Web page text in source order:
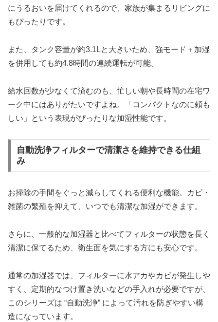
にうるおいを届けてくれるので、家族が集まるリビングに
もぴったりです。
また、タンク容量が約3.1Lと大きいため、強モード＋加湿
を併用しても約4.8時間の連続運転が可能。
給水回数が少なくて済むのも、忙しい朝や長時間の在宅ワ
ーク中にはありがたいですよね。「コンパクトなのに頼も
しい」という表現がぴったりな加湿性能です。
自動洗浄フィルターで清潔さを維持できる仕組
み
お掃除の手間をぐっと減らしてくれる便利な機能。カビ・
雑菌の繁殖を抑えて、いつでも清潔な加湿ができます。
さらに、一般的な加湿器と比べてフィルターの状態を長く
清潔に保てるため、衛生面を気にする方にも安心です。
通常の加湿器では、フィルターに水アカやカビが発生しや
すく、定期的なつけ置き洗いなどの手入れが必要ですが、
このシリーズは “自動洗浄” によって汚れを防ぎやすい構
造になっています。